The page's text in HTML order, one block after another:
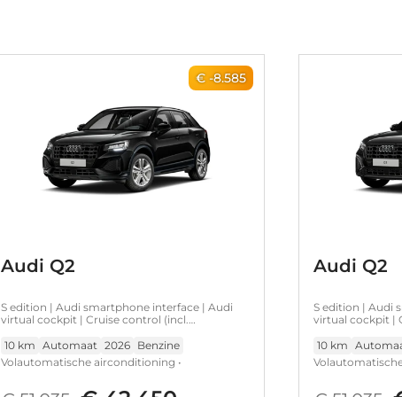
€ -8.585
Audi Q2
S edition | Audi smartphone interface | Audi
virtual cockpit | Cruise control (incl.
10 km Automaat 2026
Benzine
Volautomatische airconditioning •
zwart • Optiekpakket zwart • Sportstoelen vóór
Audi Q2
S edition | Audi
virtual cockpit |
10 km
zwart •